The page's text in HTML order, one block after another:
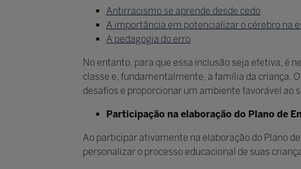
Antirracismo se aprende desde cedo
A importância em potencializar o cérebro na
A pedagogia do erro
No entanto, para que essa inclusão seja efetiva, é
classe e, fundamentalmente, a família da criança.
desafios e proporcionar um ambiente favorável ao
Participação na elaboração do Plano de
Ao participar ativamente na elaboração do Plano
personalizar o processo educacional de suas